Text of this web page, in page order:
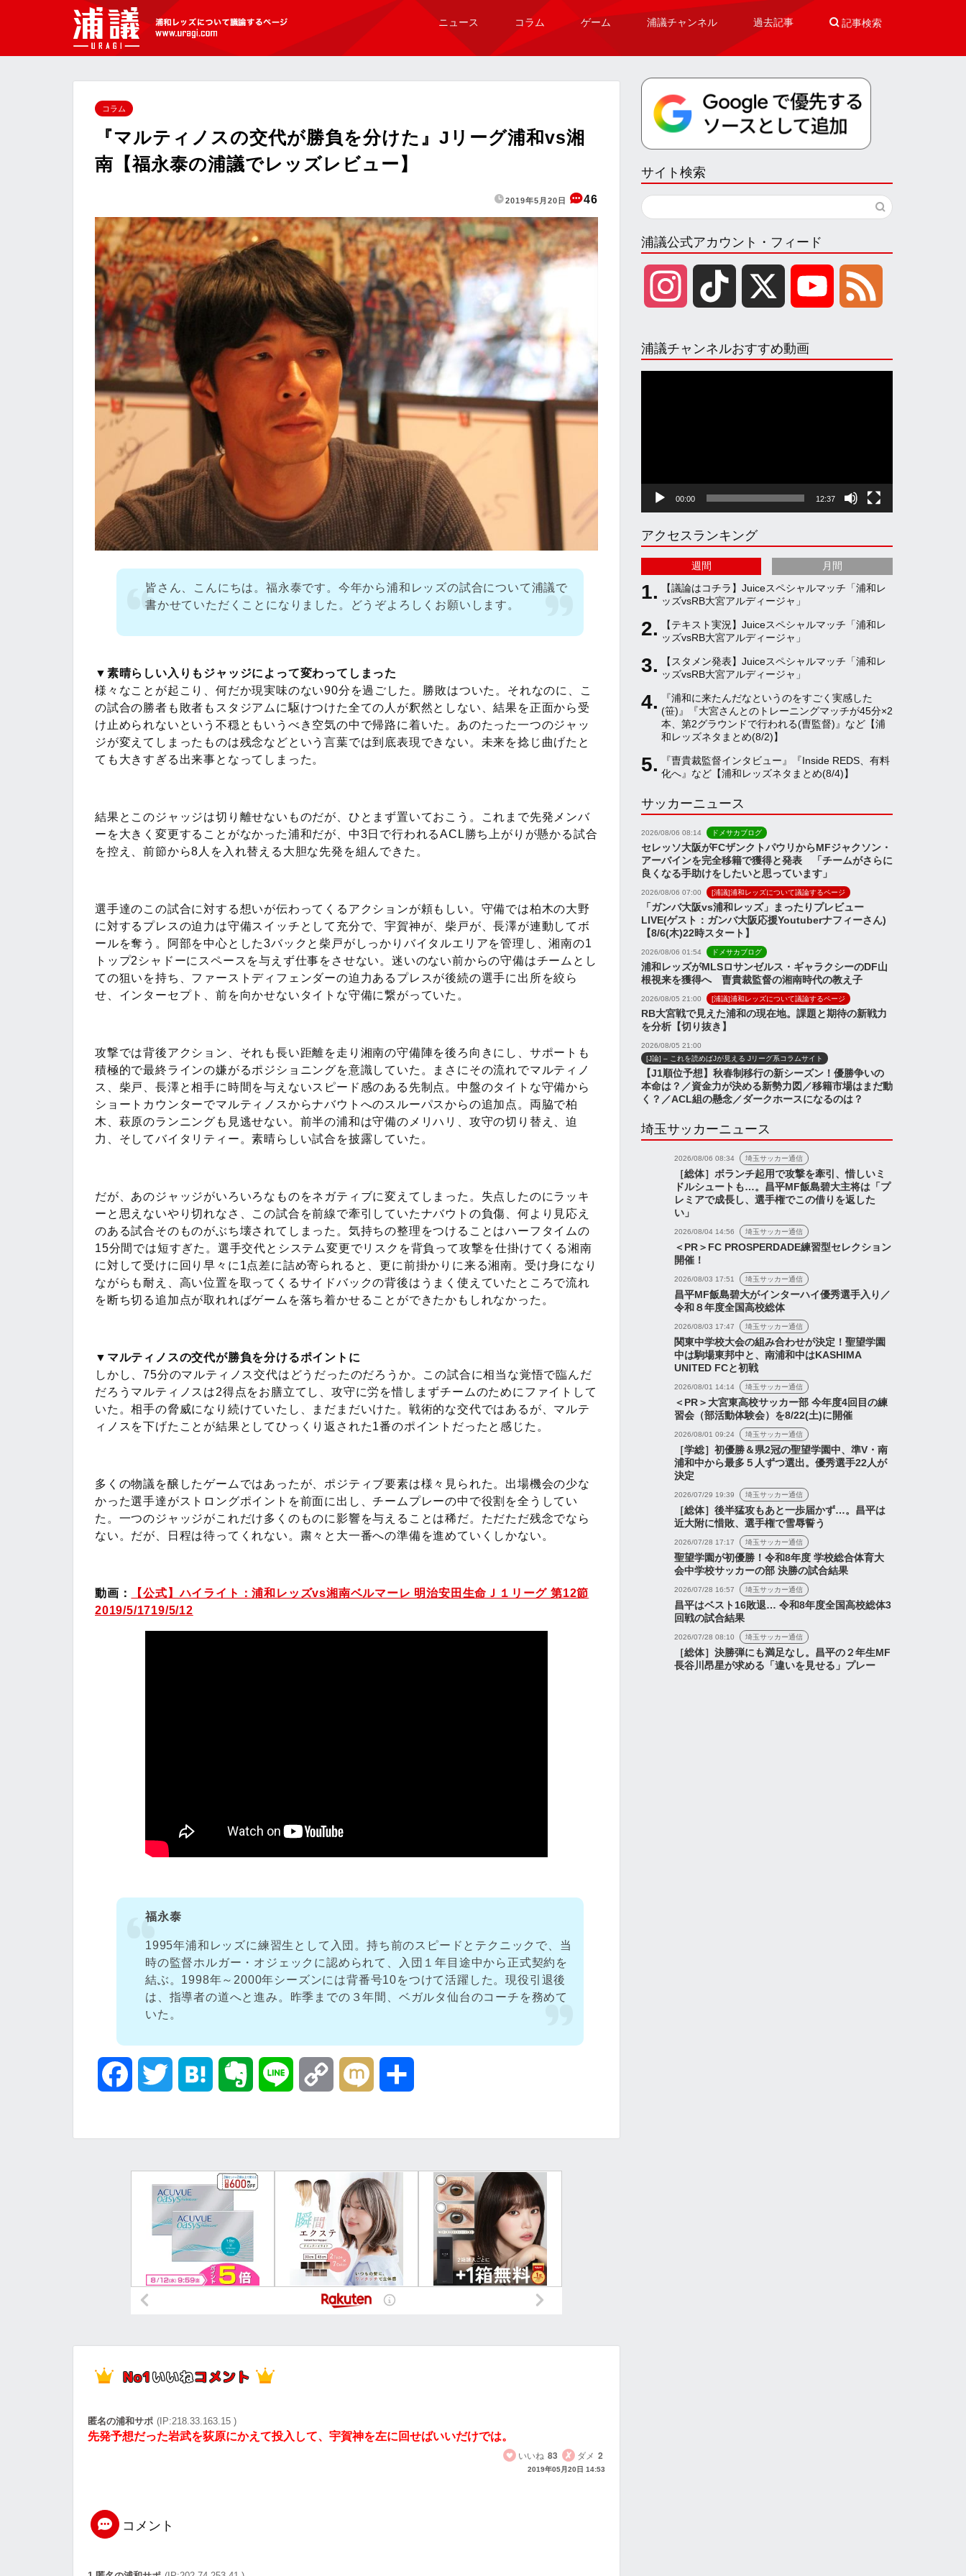
[浦議]浦和レッズについて議論するペ
ニュース コラム ゲーム 浦議チャンネル 過去記事  記事検索
コラム
『マルティノスの交代が勝負を分けた』Jリーグ浦和vs湘
南【福永泰の浦議でレッズレビュー】
2019年5月20日 46
皆さん、こんにちは。福永泰です。今年から浦和レッズの試合について浦議で
書かせていただくことになりました。どうぞよろしくお願いします。
▼素晴らしい入りもジャッジによって変わってしまった
様々なことが起こり、何だか現実味のない90分を過ごした。勝敗はついた。それなのに、こ
の試合の勝者も敗者もスタジアムに駆けつけた全ての人が釈然としない、結果を正面から受
け止められないという不穏ともいうべき空気の中で帰路に着いた。あのたった一つのジャッ
ジが変えてしまったものは残念などという言葉では到底表現できない。未来を捻じ曲げたと
ても大きすぎる出来事となってしまった。
結果とこのジャッジは切り離せないものだが、ひとまず置いておこう。これまで先発メンバ
ーを大きく変更することがなかった浦和だが、中3日で行われるACL勝ち上がりが懸かる試合
を控え、前節から8人を入れ替える大胆な先発を組んできた。
選手達のこの試合に対する想いが伝わってくるアクションが頼もしい。守備では柏木の大野
に対するプレスの迫力は守備スイッチとして充分で、宇賀神が、柴戸が、長澤が連動してボ
ールを奪う。阿部を中心とした3バックと柴戸がしっかりバイタルエリアを管理し、湘南の1
トップ2シャドーにスペースを与えず仕事をさせない。迷いのない前からの守備はチームとし
ての狙いを持ち、ファーストディフェンダーの迫力あるプレスが後続の選手に出所を絞ら
せ、インターセプト、前を向かせないタイトな守備に繋がっていた。
攻撃では背後アクション、それも長い距離を走り湘南の守備陣を後ろ向きにし、サポートも
積極的で最終ラインの嫌がるポジショニングを意識していた。まさにその流れでマルティノ
ス、柴戸、長澤と相手に時間を与えないスピード感のある先制点。中盤のタイトな守備から
ショートカウンターでマルティノスからナバウトへのスルーパスからの追加点。両脇で柏
木、萩原のランニングも見逃せない。前半の浦和は守備のメリハリ、攻守の切り替え、迫
力、そしてバイタリティー。素晴らしい試合を披露していた。
だが、あのジャッジがいろいろなものをネガティブに変えてしまった。失点したのにラッキ
ーと思えないやり切れなさ、この試合を前線で牽引していたナバウトの負傷、何より見応え
のある試合そのものがぶち壊されてしまった。気持ちの整理をつけることはハーフタイムの
15分間では短すぎた。選手交代とシステム変更でリスクを背負って攻撃を仕掛けてくる湘南
に対して受けに回り早々に1点差に詰め寄られると、更に前掛かりに来る湘南。受け身になり
ながらも耐え、高い位置を取ってくるサイドバックの背後はうまく使えていたところで流れ
を断ち切る追加点が取れればゲームを落ち着かせることができたかもしれなかった。
▼マルティノスの交代が勝負を分けるポイントに
しかし、75分のマルティノス交代はどうだったのだろうか。この試合に相当な覚悟で臨んだ
だろうマルティノスは2得点をお膳立てし、攻守に労を惜しまずチームのためにファイトして
いた。相手の脅威になり続けていたし、まだまだいけた。戦術的な交代ではあるが、マルテ
ィノスを下げたことが結果としてひっくり返された1番のポイントだったと感じた。
多くの物議を醸したゲームではあったが、ポジティブ要素は様々見られた。出場機会の少な
かった選手達がストロングポイントを前面に出し、チームプレーの中で役割を全うしてい
た。一つのジャッジがこれだけ多くのものに影響を与えることは稀だ。ただただ残念でなら
ない。だが、日程は待ってくれない。粛々と大一番への準備を進めていくしかない。
動画：
【公式】ハイライト：浦和レッズvs湘南ベルマーレ 明治安田生命Ｊ１リーグ 第12節
2019/5/1719/5/12
福永泰
1995年浦和レッズに練習生として入団。持ち前のスピードとテクニックで、当
時の監督ホルガー・オジェックに認められて、入団１年目途中から正式契約を
結ぶ。1998年～2000年シーズンには背番号10をつけて活躍した。現役引退後
は、指導者の道へと進み。昨季までの３年間、ベガルタ仙台のコーチを務めて
いた。
t
e
r
e
n
a
r
n
e
L
i
i
匿名の浦和サポ (IP:218.33.163.15 )
先発予想だった岩武を荻原にかえて投入して、宇賀神を左に回せばいいだけでは。
いいね 83 ダメ 2
2019年05月20日 14:53
コメント
サイト検索
浦議公式アカウント・フィード
s
g
r
a
m
k
k
u
b
e
C
h
n
n
l
e
浦議チャンネルおすすめ動画
00:00 12:37
アクセスランキング
週間 月間
【議論はコチラ】Juiceスペシャルマッチ「浦和レ
ッズvsRB大宮アルディージャ」
【テキスト実況】Juiceスペシャルマッチ「浦和レ
ッズvsRB大宮アルディージャ」
【スタメン発表】Juiceスペシャルマッチ「浦和レ
ッズvsRB大宮アルディージャ」
『浦和に来たんだなというのをすごく実感した
(笹)』『大宮さんとのトレーニングマッチが45分×2
本、第2グラウンドで行われる(曺監督)』など【浦
和レッズネタまとめ(8/2)】
『曺貴裁監督インタビュー』『Inside REDS、有料
化へ』など【浦和レッズネタまとめ(8/4)】
サッカーニュース
2026/08/06 08:14 ドメサカブログ
セレッソ大阪がFCザンクトパウリからMFジャクソン・
アーバインを完全移籍で獲得と発表 「チームがさらに
良くなる手助けをしたいと思っています」
2026/08/06 07:00 [浦議]浦和レッズについて議論するページ
「ガンバ大阪vs浦和レッズ」まったりプレビュー
LIVE(ゲスト：ガンバ大阪応援Youtuberナフィーさん)
【8/6(木)22時スタート】
2026/08/06 01:54 ドメサカブログ
浦和レッズがMLSロサンゼルス・ギャラクシーのDF山
根視来を獲得へ 曺貴裁監督の湘南時代の教え子
2026/08/05 21:00 [浦議]浦和レッズについて議論するページ
RB大宮戦で見えた浦和の現在地。課題と期待の新戦力
を分析【切り抜き】
2026/08/05 21:00
[J論] – これを読めばJが見える Jリーグ系コラムサイト
【J1順位予想】秋春制移行の新シーズン！優勝争いの
本命は？／資金力が決める新勢力図／移籍市場はまだ動
く？／ACL組の懸念／ダークホースになるのは？
埼玉サッカーニュース
2026/08/06 08:34 埼玉サッカー通信
［総体］ボランチ起用で攻撃を牽引、惜しいミ
ドルシュートも…。昌平MF飯島碧大主将は「プ
レミアで成長し、選手権でこの借りを返した
い」
2026/08/04 14:56 埼玉サッカー通信
＜PR＞FC PROSPERDADE練習型セレクション
開催！
2026/08/03 17:51 埼玉サッカー通信
昌平MF飯島碧大がインターハイ優秀選手入り／
令和８年度全国高校総体
2026/08/03 17:47 埼玉サッカー通信
関東中学校大会の組み合わせが決定！聖望学園
中は駒場東邦中と、南浦和中はKASHIMA
UNITED FCと初戦
2026/08/01 14:14 埼玉サッカー通信
＜PR＞大宮東高校サッカー部 今年度4回目の練
習会（部活動体験会）を8/22(土)に開催
2026/08/01 09:24 埼玉サッカー通信
［学総］初優勝＆県2冠の聖望学園中、準V・南
浦和中から最多５人ずつ選出。優秀選手22人が
決定
2026/07/29 19:39 埼玉サッカー通信
［総体］後半猛攻もあと一歩届かず…。昌平は
近大附に惜敗、選手権で雪辱誓う
2026/07/28 17:17 埼玉サッカー通信
聖望学園が初優勝！令和8年度 学校総合体育大
会中学校サッカーの部 決勝の試合結果
2026/07/28 16:57 埼玉サッカー通信
昌平はベスト16敗退… 令和8年度全国高校総体3
回戦の試合結果
2026/07/28 08:10 埼玉サッカー通信
［総体］決勝弾にも満足なし。昌平の２年生MF
長谷川昂星が求める「違いを見せる」プレー